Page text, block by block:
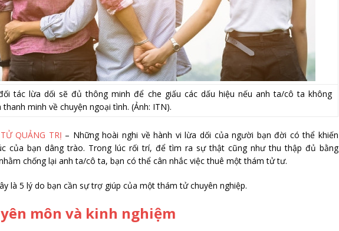
tác lừa dối sẽ đủ thông minh để che giấu các dấu hiệu nếu anh ta/cô ta không
thanh minh về chuyện ngoại tình. (Ảnh: ITN).
QUẢNG TRỊ – Những hoài nghi về hành vi lừa dối của người bạn đời có thể khiến
của bạn dâng trào. Trong lúc rối trí, để tìm ra sự thật cũng như thu thập đủ bằng
chống lại anh ta/cô ta, bạn có thể cân nhắc việc thuê một thám tử tư.
là 5 lý do bạn cần sự trợ giúp của một thám tử chuyên nghiệp.
môn và kinh nghiệm